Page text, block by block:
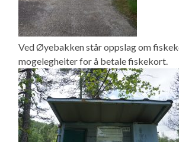
Ved Øyebakken står oppslag om
mogelegheiter for å betale fiskekort.